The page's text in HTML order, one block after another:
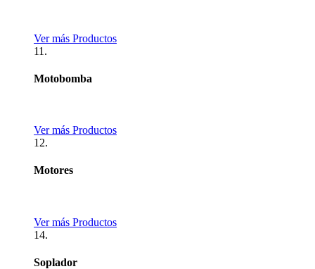
Ver más Productos
11.
Motobomba
Ver más Productos
12.
Motores
Ver más Productos
14.
Soplador